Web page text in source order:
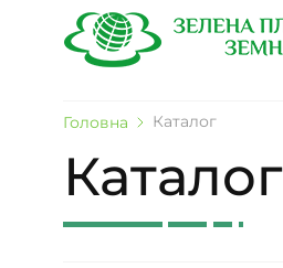
Головна Каталог
Каталог